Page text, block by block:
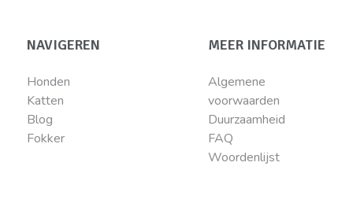
NAVIGEREN
Honden
Katten
Blog
Fokker
MEER INFORMATIE
Algemene
voorwaarden
Duurzaamheid
FAQ
Woordenlijst